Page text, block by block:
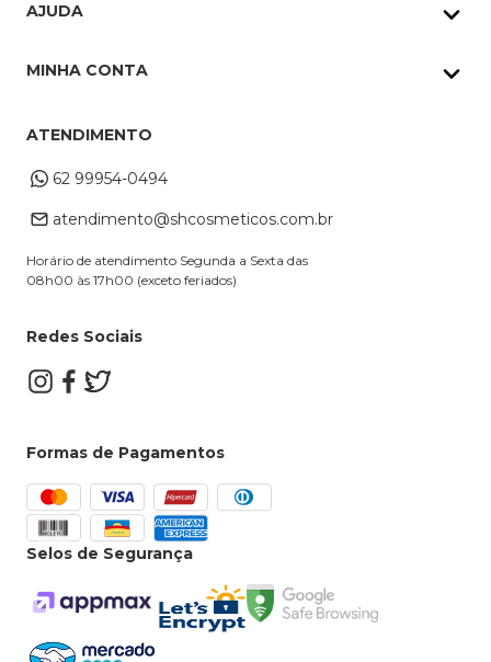
Pedidos Whatsapp
Cupons
AJUDA
Troca e Devoluções
Dúvidas Frequentes
MINHA CONTA
Alterar Cadastro
ATENDIMENTO
62 99954-0494
atendimento@shcosmeticos.com.br
Horário de atendimento Segunda a Sexta das
08h00 às 17h00 (exceto feriados)
Redes Sociais
Formas de Pagamentos
Selos de Segurança